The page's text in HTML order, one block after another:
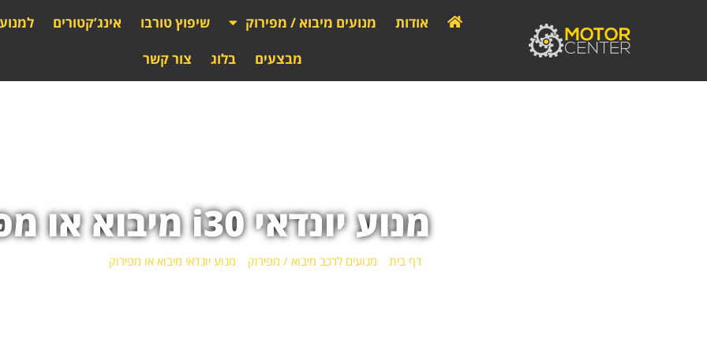
אודות מנועים מיבוא / מפירוק שיפוץ טורבו אינג’קטורים למנוע
מבצעים בלוג צור קשר
מנוע יונדאי i30 מיבוא או מפירוק
דף בית מנועים לרכב מיבוא / מפירוק מנוע יונדאי מיבוא או מפירוק